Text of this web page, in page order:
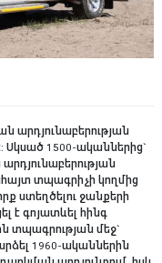
արդյունաբերության
1500-ականներից`
տպագրիչի կողմից
ստեղծելու ջանքերի
է գոյատևել հինգ
տպագրության մեջ`
1960-ականներին